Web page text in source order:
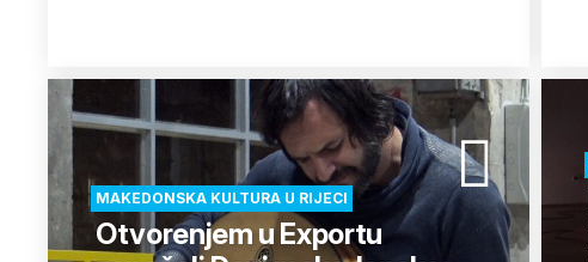
MAKEDONSKA KULTURA U RIJECI
Otvorenjem u Exportu